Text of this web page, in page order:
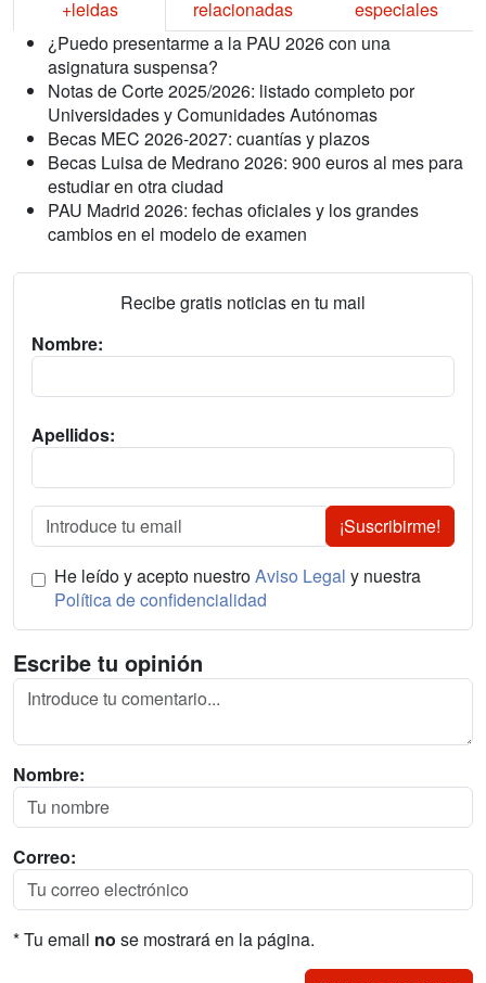
+leidas relacionadas
especiales
¿Puedo presentarme a la PAU 2026 con una
asignatura suspensa?
Notas de Corte 2025/2026: listado completo por
Universidades y Comunidades Autónomas
Becas MEC 2026-2027: cuantías y plazos
Becas Luisa de Medrano 2026: 900 euros al mes para
estudiar en otra ciudad
PAU Madrid 2026: fechas oficiales y los grandes
cambios en el modelo de examen
Recibe gratis noticias en tu mail
Nombre:
Apellidos:
¡Suscribirme!
He leído y acepto nuestroAviso Legal y nuestra
Política de confidencialidad
Escribe tu opinión
Nombre:
Correo:
* Tu email no se mostrará en la página.